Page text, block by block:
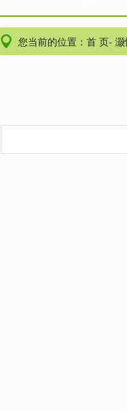
您当前的位置：首 页-